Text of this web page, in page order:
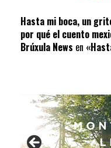
Hasta mi boca, un
por qué el cuento
Brúxula News en